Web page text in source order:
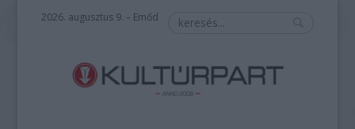
2026. augusztus 9. – Emőd